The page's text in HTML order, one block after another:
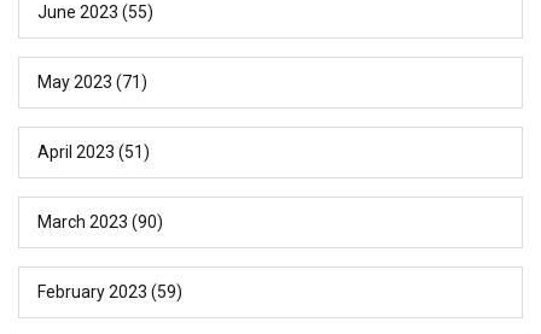
June 2023 (55)
May 2023 (71)
April 2023 (51)
March 2023 (90)
February 2023 (59)